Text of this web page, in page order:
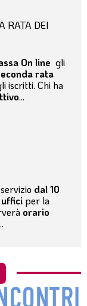
RATA DEI
On line gli
rata
iscritti. Chi ha
...
dal 10
uffici per la
orario